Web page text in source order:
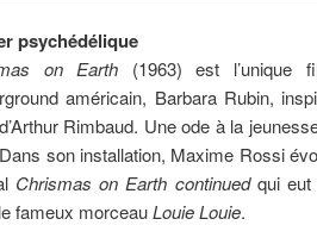
psychédélique
on Earth (1963) est l’unique
américain, Barbara Rubin,
Rimbaud. Une ode à la
son installation, Maxime Rossi
Chrismas on Earth continuedqui eut
fameux morceauLouie Louie.